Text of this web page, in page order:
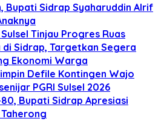
Bupati Sidrap Syaharuddin Alrif
Tinjau Progres Ruas
Sidrap, Targetkan Segera
Ekonomi Warga
Defile Kontingen Wajo
PGRI Sulsel 2026
Bupati Sidrap Apresiasi